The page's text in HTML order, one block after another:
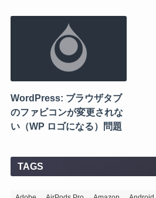
WordPress: ブラウザタブ
のファビコンが変更されな
い（WP ロゴになる）問題
TAGS